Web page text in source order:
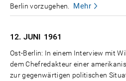
Berlin vorzugehen.
Mehr
12. JUNI 1961
Ost-Berlin: In einem Interview mit
dem Chefredakteur einer
zur gegenwärtigen politischen